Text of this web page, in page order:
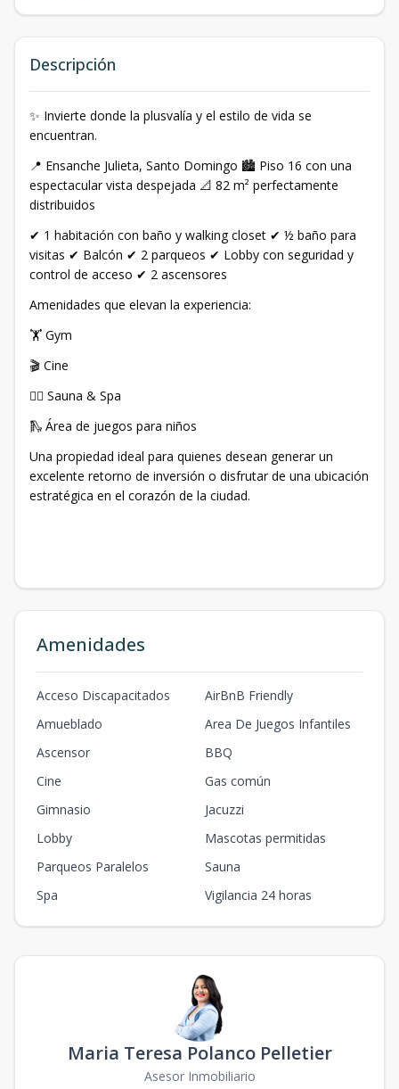
Descripción
✨ Invierte donde la plusvalía y el estilo de vida se
encuentran.
📍 Ensanche Julieta, Santo Domingo 🏙 Piso 16 con una
espectacular vista despejada 📐 82 m² perfectamente
distribuidos
✔ 1 habitación con baño y walking closet ✔ ½ baño para
visitas ✔ Balcón ✔ 2 parqueos ✔ Lobby con seguridad y
control de acceso ✔ 2 ascensores
Amenidades que elevan la experiencia:
🏋️ Gym
🎬 Cine
🧖‍♀️ Sauna & Spa
🛝 Área de juegos para niños
Una propiedad ideal para quienes desean generar un
excelente retorno de inversión o disfrutar de una ubicación
estratégica en el corazón de la ciudad.
Amenidades
Acceso Discapacitados
AirBnB Friendly
Amueblado
Area De Juegos Infantiles
Ascensor
BBQ
Cine
Gas común
Gimnasio
Jacuzzi
Lobby
Mascotas permitidas
Parqueos Paralelos
Sauna
Spa
Vigilancia 24 horas
Maria Teresa Polanco Pelletier
Asesor Inmobiliario